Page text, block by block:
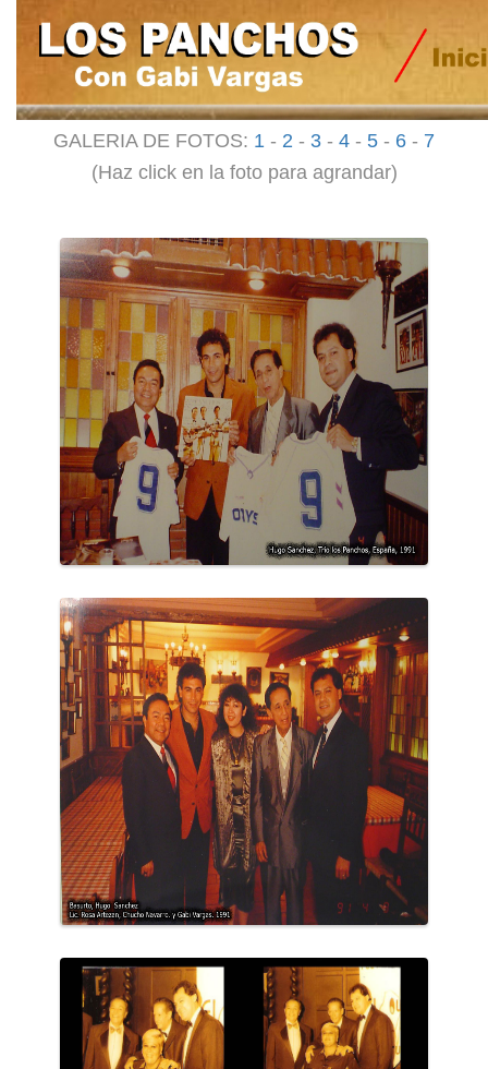
GALERIA DE FOTOS: 1 - 2 - 3 - 4 - 5 - 6 - 7
(Haz click en la foto para agrandar)